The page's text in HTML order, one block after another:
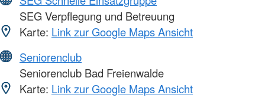
SEG Verpflegung und Betreuung
Karte: Link zur Google Maps Ansicht
Seniorenclub
Seniorenclub Bad Freienwalde
Karte: Link zur Google Maps Ansicht